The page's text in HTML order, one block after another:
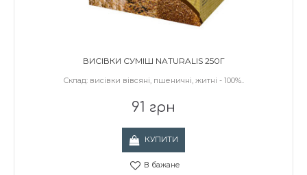
ВИСІВКИ СУМІШ NATURALIS 250Г
Склад: висівки вівсяні, пшеничні, житні - 100%..
91 грн
КУПИТИ
В бажане